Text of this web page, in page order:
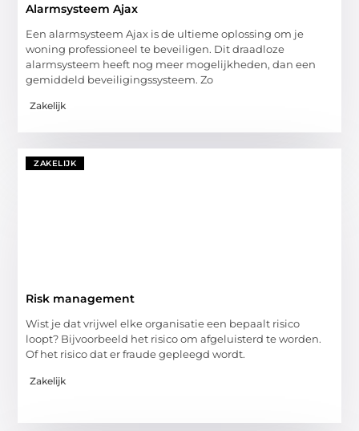
Alarmsysteem Ajax
Een alarmsysteem Ajax is de ultieme oplossing om je
woning professioneel te beveiligen. Dit draadloze
alarmsysteem heeft nog meer mogelijkheden, dan een
gemiddeld beveiligingssysteem. Zo
Zakelijk
ZAKELIJK
Risk management
Wist je dat vrijwel elke organisatie een bepaalt risico
loopt? Bijvoorbeeld het risico om afgeluisterd te worden.
Of het risico dat er fraude gepleegd wordt.
Zakelijk